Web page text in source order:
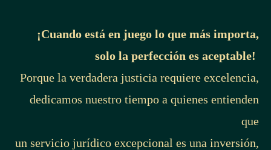
¡Cuando está en juego lo que más importa,
solo la perfección es aceptable!
Porque la verdadera justicia requiere excelencia,
dedicamos nuestro tiempo a quienes entienden
que
un servicio jurídico excepcional es una inversión,